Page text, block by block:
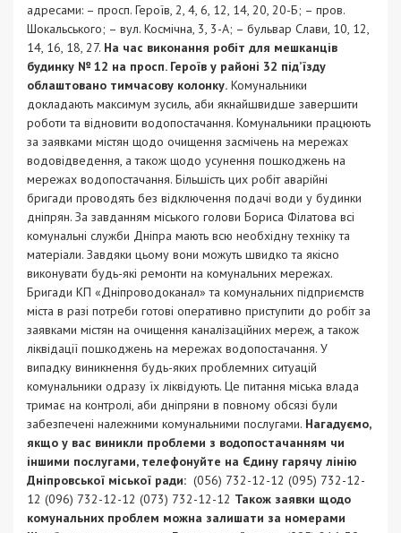
адресами: – просп. Героїв, 2, 4, 6, 12, 14, 20, 20-Б; – пров.
Шокальського; – вул. Космічна, 3, 3-А; – бульвар Слави, 10, 12,
14, 16, 18, 27. На час виконання робіт для мешканців
будинку № 12 на просп. Героїв у районі 32 під’їзду
облаштовано тимчасову колонку. Комунальники
докладають максимум зусиль, аби якнайшвидше завершити
роботи та відновити водопостачання. Комунальники працюють
за заявками містян щодо очищення засмічень на мережах
водовідведення, а також щодо усунення пошкоджень на
мережах водопостачання. Більшість цих робіт аварійні
бригади проводять без відключення подачі води у будинки
дніпрян. За завданням міського голови Бориса Філатова всі
комунальні служби Дніпра мають всю необхідну техніку та
матеріали. Завдяки цьому вони можуть швидко та якісно
виконувати будь-які ремонти на комунальних мережах.
Бригади КП «Дніпроводоканал» та комунальних підприємств
міста в разі потреби готові оперативно приступити до робіт за
заявками містян на очищення каналізаційних мереж, а також
ліквідації пошкоджень на мережах водопостачання. У
випадку виникнення будь-яких проблемних ситуацій
комунальники одразу їх ліквідують. Це питання міська влада
тримає на контролі, аби дніпряни в повному обсязі були
забезпечені належними комунальними послугами. Нагадуємо,
якщо у вас виникли проблеми з водопостачанням чи
іншими послугами, телефонуйте на Єдину гарячу лінію
Дніпровської міської ради: (056) 732-12-12 (095) 732-12-
12 (096) 732-12-12 (073) 732-12-12 Також заявки щодо
комунальних проблем можна залишати за номерами